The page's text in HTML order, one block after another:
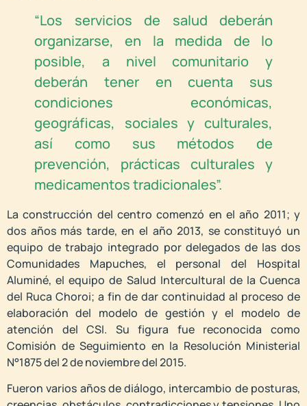
“Los servicios de salud deberán
organizarse, en la medida de lo
posible, a nivel comunitario y
deberán tener en cuenta sus
condiciones económicas,
geográficas, sociales y culturales,
así como sus métodos de
prevención, prácticas culturales y
medicamentos tradicionales”.
La construcción del centro comenzó en el año 2011; y
dos años más tarde, en el año 2013, se constituyó un
equipo de trabajo integrado por delegados de las dos
Comunidades Mapuches, el personal del Hospital
Aluminé, el equipo de Salud Intercultural de la Cuenca
del Ruca Choroi; a fin de dar continuidad al proceso de
elaboración del modelo de gestión y el modelo de
atención del CSI. Su figura fue reconocida como
Comisión de Seguimiento en la Resolución Ministerial
N°1875 del 2 de noviembre del 2015.
Fueron varios años de diálogo, intercambio de posturas,